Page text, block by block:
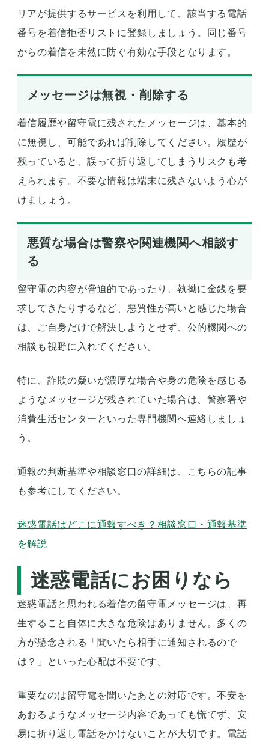
リアが提供するサービスを利用して、該当する電話
番号を着信拒否リストに登録しましょう。同じ番号
からの着信を未然に防ぐ有効な手段となります。
メッセージは無視・削除する
着信履歴や留守電に残されたメッセージは、基本的
に無視し、可能であれば削除してください。履歴が
残っていると、誤って折り返してしまうリスクも考
えられます。不要な情報は端末に残さないよう心が
けましょう。
悪質な場合は警察や関連機関へ相談す
る
留守電の内容が脅迫的であったり、執拗に金銭を要
求してきたりするなど、悪質性が高いと感じた場合
は、ご自身だけで解決しようとせず、公的機関への
相談も視野に入れてください。
特に、詐欺の疑いが濃厚な場合や身の危険を感じる
ようなメッセージが残されていた場合は、警察署や
消費生活センターといった専門機関へ連絡しましょ
う。
通報の判断基準や相談窓口の詳細は、こちらの記事
も参考にしてください。
迷惑電話はどこに通報すべき？相談窓口・通報基準
を解説
迷惑電話にお困りなら
迷惑電話と思われる着信の留守電メッセージは、再
生すること自体に大きな危険はありません。多くの
方が懸念される「聞いたら相手に通知されるので
は？」といった心配は不要です。
重要なのは留守電を聞いたあとの対応です。不安を
あおるようなメッセージ内容であっても慌てず、安
易に折り返し電話をかけないことが大切です。電話